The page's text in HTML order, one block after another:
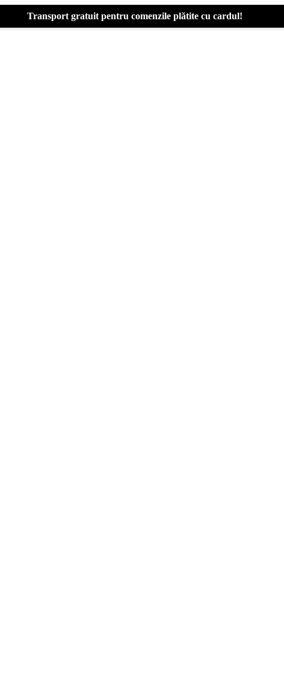
Transport gratuit pentru comenzile plătite cu cardul!